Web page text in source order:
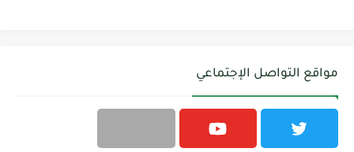
مواقع التواصل الإجتماعي